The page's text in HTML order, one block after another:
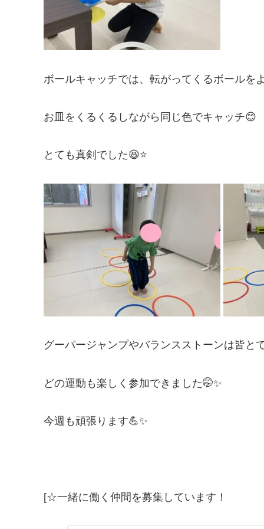
ボールキャッチでは、転がってくるボールを
お皿をくるくるしながら同じ色でキャッチ😊
とても真剣でした😆⭐
グーパージャンプやバランスストーンは皆と
どの運動も楽しく参加できました🤭✨
今週も頑張ります💪✨
[☆一緒に働く仲間を募集しています！